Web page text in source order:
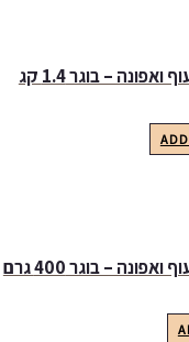
– בוגר 1.4 קג
– בוגר 400 גרם